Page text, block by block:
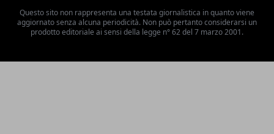
Questo sito non rappresenta una testata giornalistica in quanto viene
aggiornato senza alcuna periodicità. Non può pertanto considerarsi un
prodotto editoriale ai sensi della legge n° 62 del 7 marzo 2001.